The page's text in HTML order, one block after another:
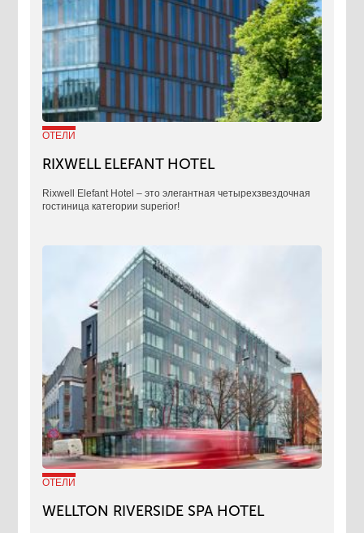
ОТЕЛИ
RIXWELL ELEFANT HOTEL
Rixwell Elefant Hotel ‒ это элегантная четырехзвездочная
гостиница категории superior!
ОТЕЛИ
WELLTON RIVERSIDE SPA HOTEL